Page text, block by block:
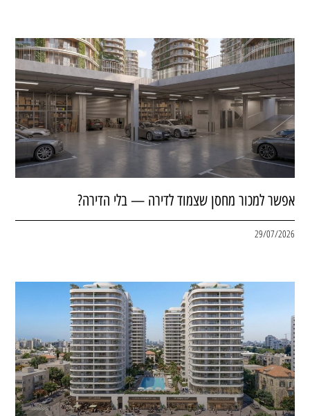
אפשר למכור מחסן שצמוד לדירה — בלי הדירה?
29/07/2026